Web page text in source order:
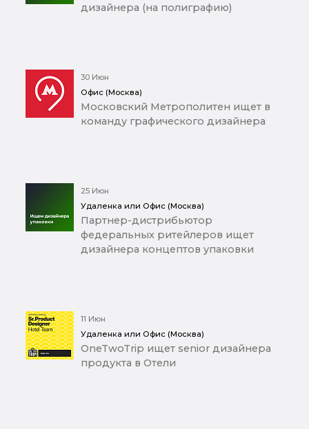
дизайнера (на полиграфию)
30 Июн
Офис (Москва)
Московский Метрополитен ищет в
команду графического дизайнера
25 Июн
Удаленка или Офис (Москва)
Партнер-дистрибьютор
федеральных ритейлеров ищет
дизайнера концептов упаковки
11 Июн
Удаленка или Офис (Москва)
OneTwoTrip ищет senior дизайнера
продукта в Отели